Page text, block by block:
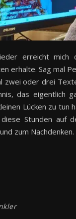
erreicht mich
erhalte. Sag mal
zwei oder drei
das eigentlich
Lücken zu tun
Stunden auf
zum